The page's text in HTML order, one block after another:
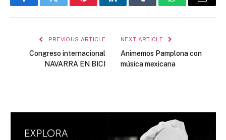
FacebookTwitter PinterestLinkedInTumblr WhatsAppEmail
PREVIOUS ARTICLE
Congreso internacional
NAVARRA EN BICI
NEXT ARTICLE
Animemos Pamplona con
música mexicana